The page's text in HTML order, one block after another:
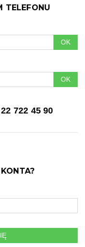
TELEFONU
OK
OK
722 45 90